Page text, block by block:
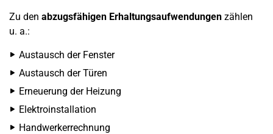
Zu den abzugsfähigen Erhaltungsaufwendungen zählen
u. a.:
Austausch der Fenster
Austausch der Türen
Erneuerung der Heizung
Elektroinstallation
Handwerkerrechnung